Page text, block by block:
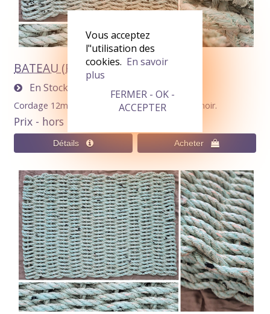
BATEAU (Paillasson 64x41cm)
En Stock
Cordage 12mm Vert Pastel avec mouchetures noir.
Prix - hors livraison
Vous acceptez
l"utilisation des
cookies. En savoir
plus
FERMER - OK -
ACCEPTER